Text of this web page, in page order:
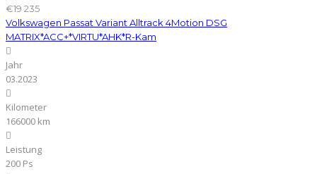
€19 235
Volkswagen Passat Variant Alltrack 4Motion DSG
MATRIX*ACC+*VIRTU*AHK*R-Kam
Jahr
03.2023
Kilometer
166000 km
Leistung
200 Ps